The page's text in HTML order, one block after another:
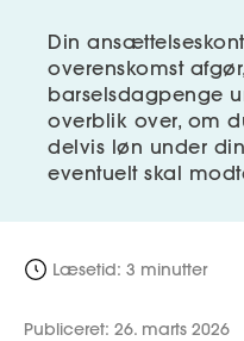
Medlemsfordele
Selvstændig
Studerende
Din
overenskomst
barselsdagpenge
overblik over, om
delvis løn under
eventuelt skal
Læsetid: 3 minutter
Publiceret: 26. marts 2026